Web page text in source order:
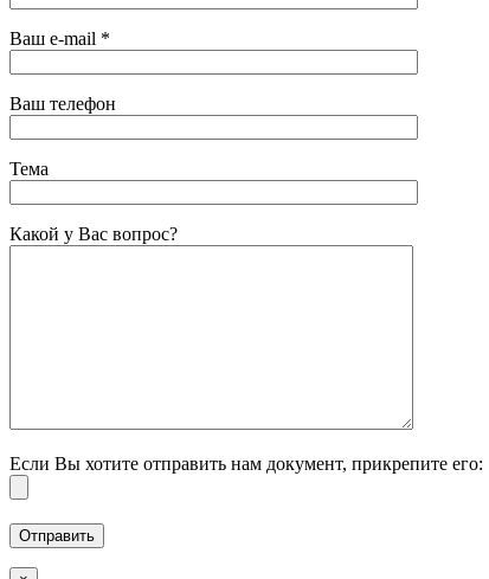
Ваш e-mail *
Ваш телефон
Тема
Какой у Вас вопрос?
Если Вы хотите отправить нам документ, прикрепите его: